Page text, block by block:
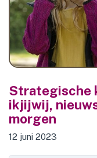
Strategische
ikjijwij,
morgen
12 juni 2023